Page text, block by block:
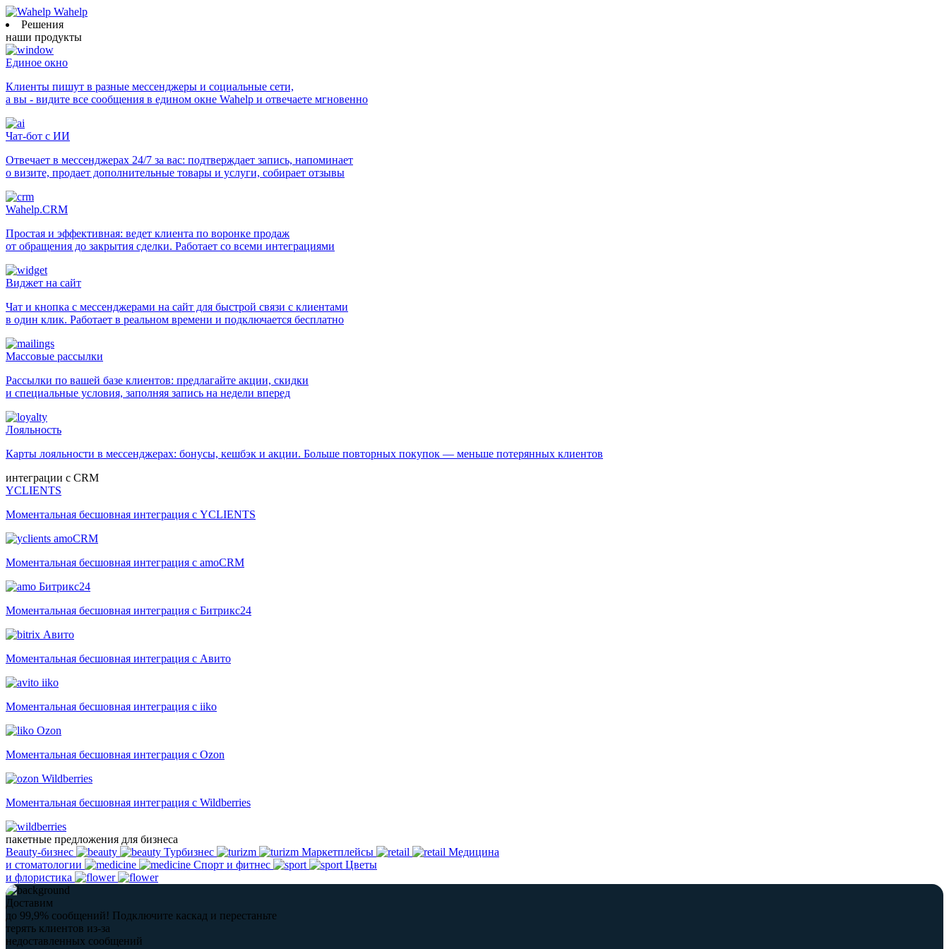
Wahelp
Решения
наши продукты
Единое окно
Клиенты пишут в разные мессенджеры и социальные сети,
а вы - видите все сообщения в едином окне Wahelp и отвечаете мгновенно
Чат-бот с ИИ
Отвечает в мессенджерах 24/7 за вас: подтверждает запись, напоминает
о визите, продает дополнительные товары и услуги, собирает отзывы
Wahelp.CRM
Простая и эффективная: ведет клиента по воронке продаж
от обращения до закрытия сделки. Работает со всеми интеграциями
Виджет на сайт
Чат и кнопка с мессенджерами на сайт для быстрой связи с клиентами
в один клик. Работает в реальном времени и подключается бесплатно
Массовые рассылки
Рассылки по вашей базе клиентов: предлагайте акции, скидки
и специальные условия, заполняя запись на недели вперед
Лояльность
Карты лояльности в мессенджерах: бонусы, кешбэк и акции. Больше повторных покупок — меньше потерянных клиентов
интеграции с CRM
YCLIENTS
Моментальная бесшовная интеграция с YCLIENTS
amoCRM
Моментальная бесшовная интеграция с amoCRM
Битрикс24
Моментальная бесшовная интеграция с Битрикс24
Авито
Моментальная бесшовная интеграция с Авито
iiko
Моментальная бесшовная интеграция с iiko
Ozon
Моментальная бесшовная интеграция с Ozon
Wildberries
Моментальная бесшовная интеграция с Wildberries
пакетные предложения для бизнеса
Beauty-бизнес
Турбизнес Маркетплейсы
Медицина
и стоматологии
Спорт и фитнес
Цветы
и флористика
Доставим
до 99,9% сообщений! Подключите каскад и перестаньте
терять клиентов из-за
недоставленных сообщений